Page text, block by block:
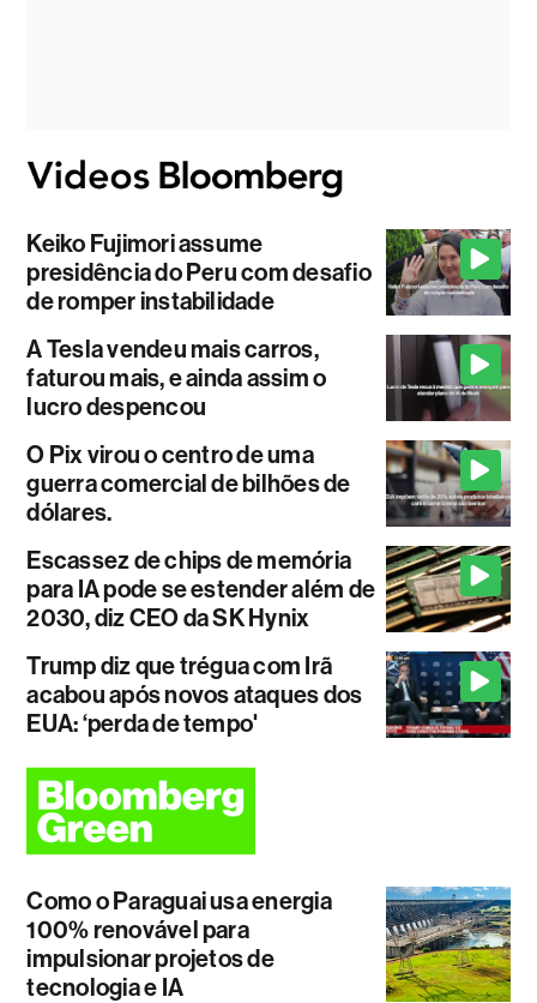
Keiko Fujimori assume
presidência do Peru com desafio
de romper instabilidade
A Tesla vendeu mais carros,
faturou mais, e ainda assim o
lucro despencou
O Pix virou o centro de uma
guerra comercial de bilhões de
dólares.
Escassez de chips de memória
para IA pode se estender além de
2030, diz CEO da SK Hynix
Trump diz que trégua com Irã
acabou após novos ataques dos
EUA: ‘perda de tempo'
Como o Paraguai usa energia
100% renovável para
impulsionar projetos de
tecnologia e IA